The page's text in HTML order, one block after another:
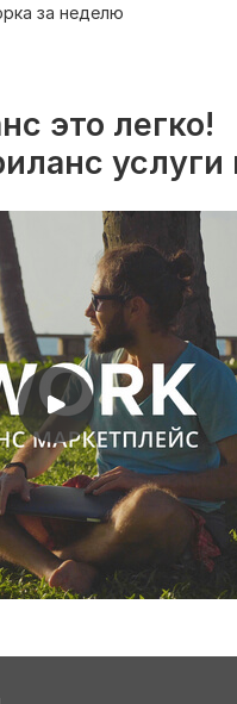
за неделю
это легко!
услуги